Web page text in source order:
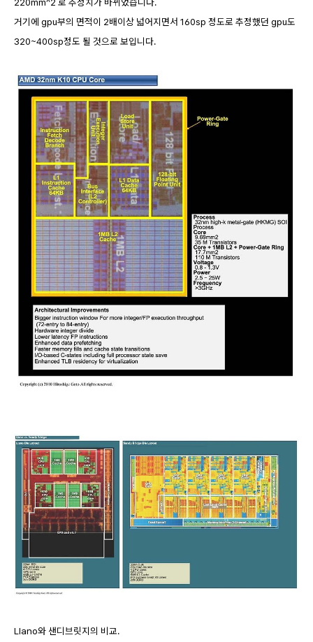
거기에 gpu부의 면적이 2배이상 넓어지면서 160sp 정도로 추정했던 gpu도
320~400sp정도 될 것으로 보입니다.
Llano와 샌디브릿지의 비교.